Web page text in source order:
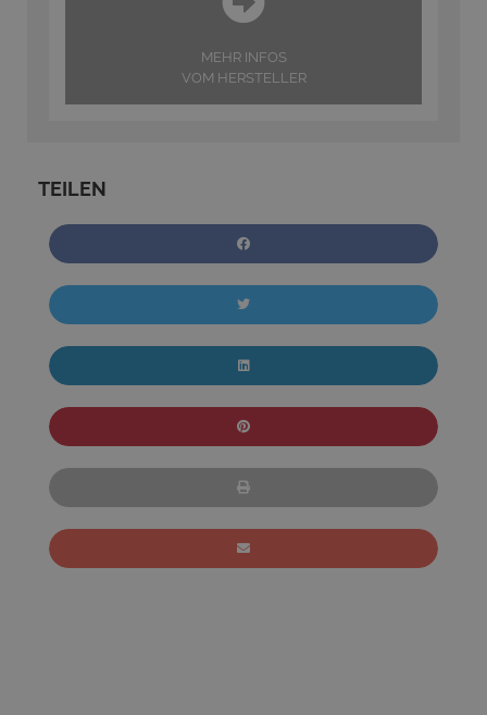
MEHR INFOS
VOM HERSTELLER
TEILEN